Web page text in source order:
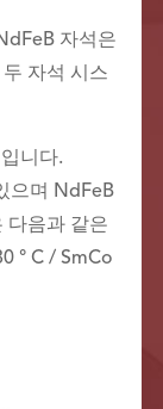
자석은
자석 시스
니다.
으며 NdFeB
다음과 같은
° C / SmCo